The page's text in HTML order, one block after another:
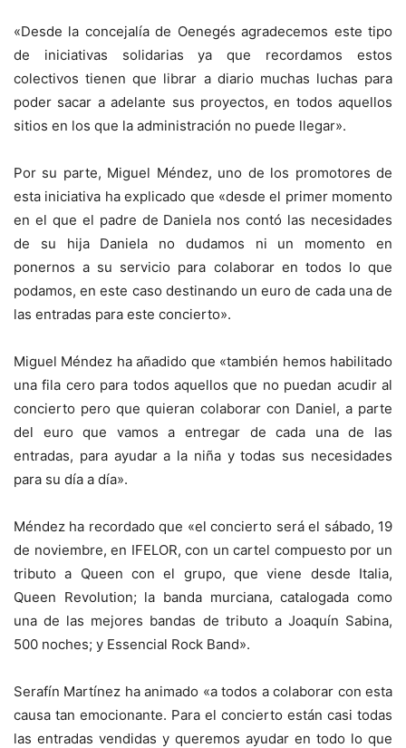
«Desde la concejalía de Oenegés agradecemos este tipo
de iniciativas solidarias ya que recordamos estos
colectivos tienen que librar a diario muchas luchas para
poder sacar a adelante sus proyectos, en todos aquellos
sitios en los que la administración no puede llegar».
Por su parte, Miguel Méndez, uno de los promotores de
esta iniciativa ha explicado que «desde el primer momento
en el que el padre de Daniela nos contó las necesidades
de su hija Daniela no dudamos ni un momento en
ponernos a su servicio para colaborar en todos lo que
podamos, en este caso destinando un euro de cada una de
las entradas para este concierto».
Miguel Méndez ha añadido que «también hemos habilitado
una fila cero para todos aquellos que no puedan acudir al
concierto pero que quieran colaborar con Daniel, a parte
del euro que vamos a entregar de cada una de las
entradas, para ayudar a la niña y todas sus necesidades
para su día a día».
Méndez ha recordado que «el concierto será el sábado, 19
de noviembre, en IFELOR, con un cartel compuesto por un
tributo a Queen con el grupo, que viene desde Italia,
Queen Revolution; la banda murciana, catalogada como
una de las mejores bandas de tributo a Joaquín Sabina,
500 noches; y Essencial Rock Band».
Serafín Martínez ha animado «a todos a colaborar con esta
causa tan emocionante. Para el concierto están casi todas
las entradas vendidas y queremos ayudar en todo lo que